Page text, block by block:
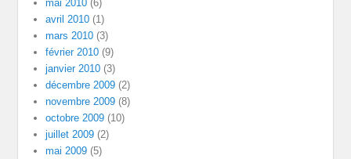
mai 2010 (6)
avril 2010 (1)
mars 2010 (3)
février 2010 (9)
janvier 2010 (3)
décembre 2009 (2)
novembre 2009 (8)
octobre 2009 (10)
juillet 2009 (2)
mai 2009 (5)